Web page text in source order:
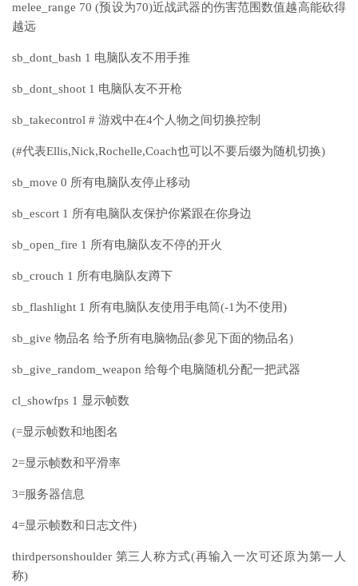
melee_range 70 (预设为70)近战武器的伤害范围数值越高能砍得
越远
sb_dont_bash 1 电脑队友不用手推
sb_dont_shoot 1 电脑队友不开枪
sb_takecontrol # 游戏中在4个人物之间切换控制
(#代表Ellis,Nick,Rochelle,Coach也可以不要后缀为随机切换)
sb_move 0 所有电脑队友停止移动
sb_escort 1 所有电脑队友保护你紧跟在你身边
sb_open_fire 1 所有电脑队友不停的开火
sb_crouch 1 所有电脑队友蹲下
sb_flashlight 1 所有电脑队友使用手电筒(-1为不使用)
sb_give 物品名 给予所有电脑物品(参见下面的物品名)
sb_give_random_weapon 给每个电脑随机分配一把武器
cl_showfps 1 显示帧数
(=显示帧数和地图名
2=显示帧数和平滑率
3=服务器信息
4=显示帧数和日志文件)
thirdpersonshoulder 第三人称方式(再输入一次可还原为第一人
称)